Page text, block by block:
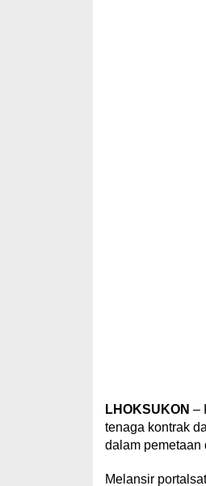
LHOKSUKON –
tenaga kontrak
dalam pemetaan
Melansir